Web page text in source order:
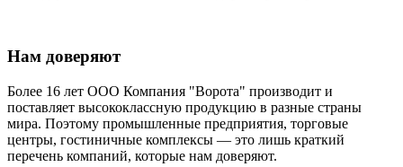
Нам доверяют
Более 16 лет ООО Компания "Ворота" производит и
поставляет высококлассную продукцию в разные страны
мира. Поэтому промышленные предприятия, торговые
центры, гостиничные комплексы — это лишь краткий
перечень компаний, которые нам доверяют.